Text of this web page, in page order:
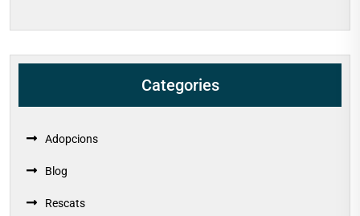
Categories
Adopcions
Blog
Rescats